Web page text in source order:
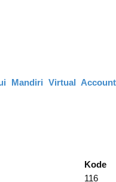
Mandiri Virtual Account
Kode
116